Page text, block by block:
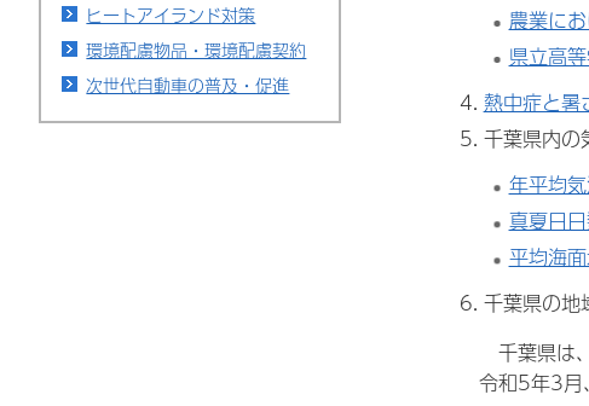
ヒートアイランド対策
環境配慮物品・環境配慮契約
次世代自動車の普及・促進
農業に
県立高
熱中症と暑
千葉県内の
年平均
真夏日
平均海
千葉県の地
千葉県は
令和5年3月